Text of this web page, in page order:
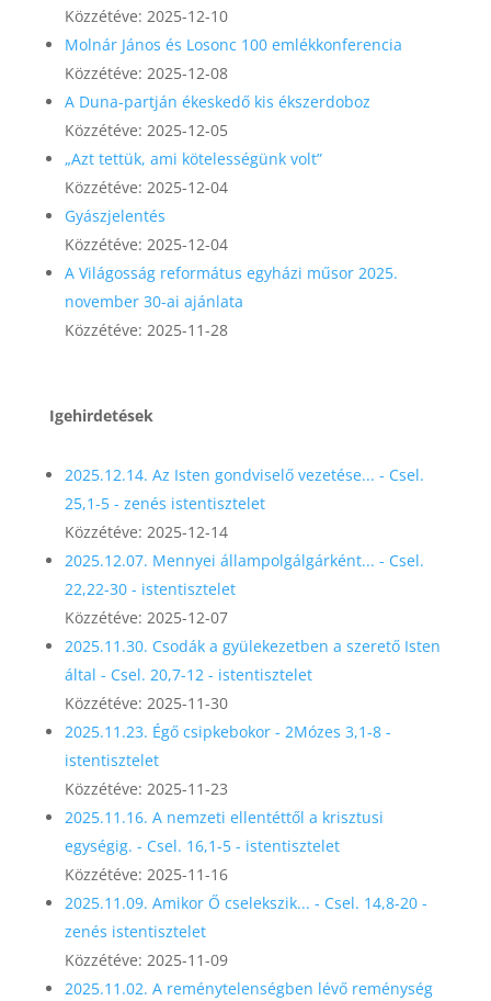
Közzétéve: 2025-12-10
Molnár János és Losonc 100 emlékkonferencia
Közzétéve: 2025-12-08
A Duna-partján ékeskedő kis ékszerdoboz
Közzétéve: 2025-12-05
„Azt tettük, ami kötelességünk volt”
Közzétéve: 2025-12-04
Gyászjelentés
Közzétéve: 2025-12-04
A Világosság református egyházi műsor 2025.
november 30-ai ajánlata
Közzétéve: 2025-11-28
Igehirdetések
2025.12.14. Az Isten gondviselő vezetése... - Csel.
25,1-5 - zenés istentisztelet
Közzétéve: 2025-12-14
2025.12.07. Mennyei állampolgálgárként... - Csel.
22,22-30 - istentisztelet
Közzétéve: 2025-12-07
2025.11.30. Csodák a gyülekezetben a szerető Isten
által - Csel. 20,7-12 - istentisztelet
Közzétéve: 2025-11-30
2025.11.23. Égő csipkebokor - 2Mózes 3,1-8 -
istentisztelet
Közzétéve: 2025-11-23
2025.11.16. A nemzeti ellentéttől a krisztusi
egységig. - Csel. 16,1-5 - istentisztelet
Közzétéve: 2025-11-16
2025.11.09. Amikor Ő cselekszik... - Csel. 14,8-20 -
zenés istentisztelet
Közzétéve: 2025-11-09
2025.11.02. A reménytelenségben lévő reménység